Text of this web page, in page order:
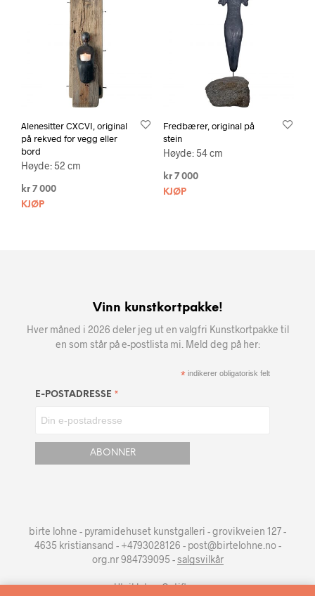
Alenesitter CXCVI, original
på rekved for vegg eller
bord
Høyde: 52 cm
kr 7 000
KJØP
Fredbærer, original på
stein
Høyde: 54 cm
kr7 000
KJØP
Vinn kunstkortpakke!
Hver måned i 2026 deler jeg ut en valgfri Kunstkortpakke til
en som står på e-postlista mi. Meld deg på her:
* indikerer obligatorisk felt
E-POSTADRESSE *
birte lohne - pyramidehuset kunstgalleri - grovikveien 127 -
4635 kristiansand - +4793028126 - post@birtelohne.no -
org.nr 984739095 -salgsvilkår
Utviklet avOptiflow.